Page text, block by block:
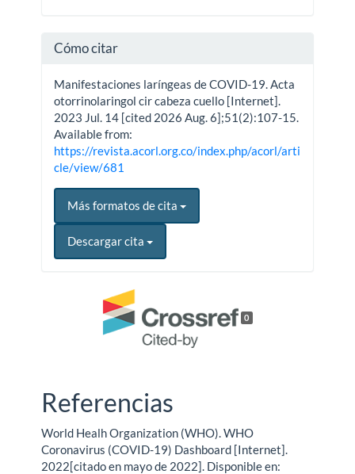
Cómo citar
Manifestaciones laríngeas de COVID-19. Acta
otorrinolaringol cir cabeza cuello [Internet].
2023 Jul. 14 [cited 2026 Aug. 6];51(2):107-15.
Available from:
https://revista.acorl.org.co/index.php/acorl/arti
cle/view/681
Más formatos de cita
Descargar cita
0
Referencias
World Healh Organization (WHO). WHO
Coronavirus (COVID-19) Dashboard [Internet].
2022[citado en mayo de 2022]. Disponible en: